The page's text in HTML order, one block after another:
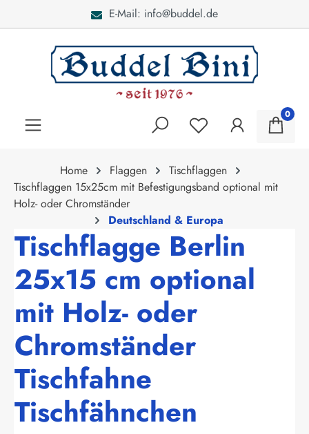
E-Mail: info@buddel.de
0
Home Flaggen
Tischflaggen
Tischflaggen 15x25cm mit Befestigungsband optional mit
Holz- oder Chromständer
Deutschland & Europa
Tischflagge Berlin
25x15 cm optional
mit Holz- oder
Chromständer
Tischfahne
Tischfähnchen